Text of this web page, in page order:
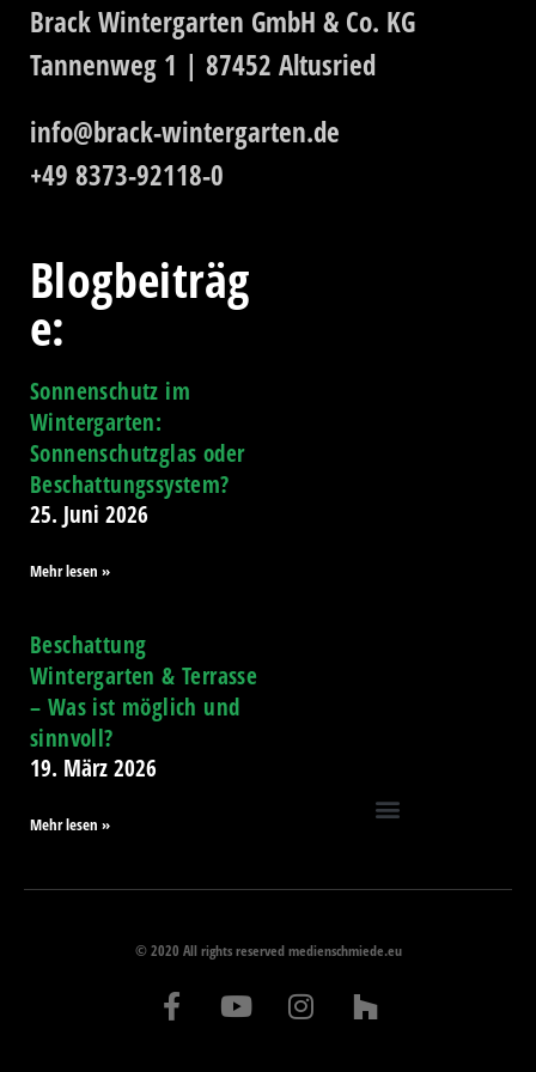
Brack Wintergarten GmbH & Co. KG
Tannenweg 1 | 87452 Altusried
info@brack-wintergarten.de
+49 8373-92118-0
Blogbeiträg
e:
Sonnenschutz im
Wintergarten:
Sonnenschutzglas oder
Beschattungssystem?
25. Juni 2026
Mehr lesen »
Beschattung
Wintergarten & Terrasse
– Was ist möglich und
sinnvoll?
19. März 2026
Mehr lesen »
© 2020 All rights reserved medienschmiede.eu